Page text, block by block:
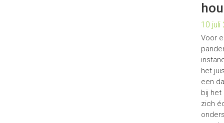
10 juli
Voor
het
een
bij het
zich